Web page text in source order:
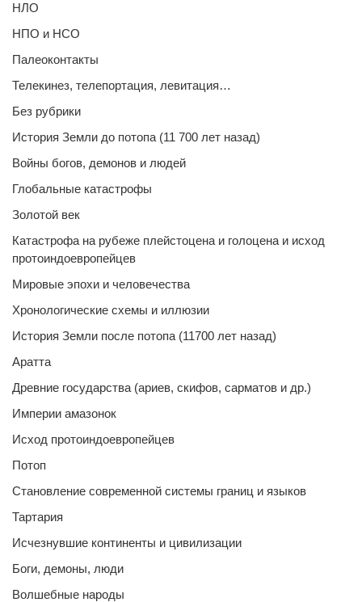
НЛО
НПО и НСО
Палеоконтакты
Телекинез, телепортация, левитация…
Без рубрики
История Земли до потопа (11 700 лет назад)
Войны богов, демонов и людей
Глобальные катастрофы
Золотой век
Катастрофа на рубеже плейстоцена и голоцена и исход
протоиндоевропейцев
Мировые эпохи и человечества
Хронологические схемы и иллюзии
История Земли после потопа (11700 лет назад)
Аратта
Древние государства (ариев, скифов, сарматов и др.)
Империи амазонок
Исход протоиндоевропейцев
Потоп
Становление современной системы границ и языков
Тартария
Исчезнувшие континенты и цивилизации
Боги, демоны, люди
Волшебные народы